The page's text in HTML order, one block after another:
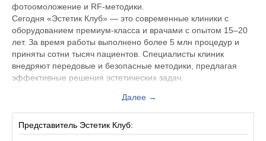
фотоомоложение и RF-методики.
Сегодня «Эстетик Клуб» — это современные клиники с
оборудованием премиум-класса и врачами с опытом 15–20
лет. За время работы выполнено более 5 млн процедур и
приняты сотни тысяч пациентов. Специалисты клиник
внедряют передовые и безопасные методики, предлагая
эффективные решения эстетических задач.
стандартами и лицензиями. Многие пациенты доверяют нам
более 10 лет и приходят всей семьёй.
Далее →
Представитель Эстетик Клуб: